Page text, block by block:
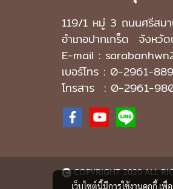
119/1 หมู่ 3 ถนนศรีสม
อำเภอปากเกร็ด จังหวั
E-mail :
เบอร์โทร : 0-2961-
โทรสาร : 0-2961-
COPYRIGHT 2020 ALL
เว็บไซต์นี้มีการใช้งานคุกกี้ เ